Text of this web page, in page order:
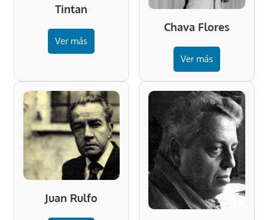
Tintan
Ver más
Chava Flores
Ver más
Juan Rulfo